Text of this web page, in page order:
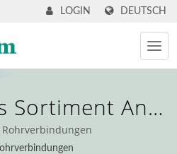
DEUTSCH
LOGIN
Sortiment An